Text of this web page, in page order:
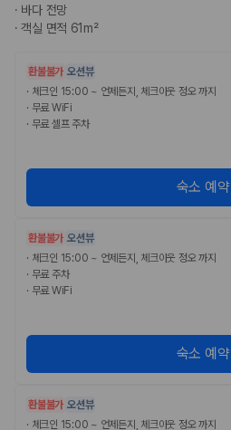
· 바다 전망
·객실 면적 61m²
환불불가 오션뷰
· 체크인 15:00 ~ 언제든지, 체크아웃 정오 까지
· 무료 WiFi
· 무료 셀프 주차
숙소 예약
환불불가 오션뷰
· 체크인 15:00 ~ 언제든지, 체크아웃 정오 까지
· 무료 주차
· 무료 WiFi
숙소 예약
환불불가 오션뷰
· 체크인 15:00 ~ 언제든지, 체크아웃 정오 까지